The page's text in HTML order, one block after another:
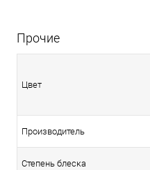
Прочие
Цвет
Производитель
Степень блеска